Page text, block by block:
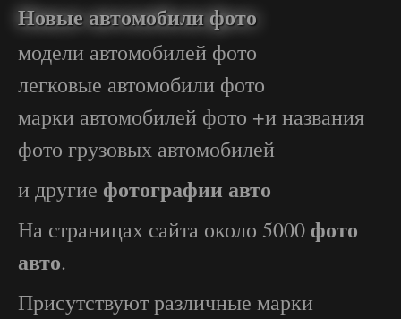
Новые автомобили фото
модели автомобилей фото
легковые автомобили фото
марки автомобилей фото +и названия
фото грузовых автомобилей
и другие фотографии авто
На страницах сайта около 5000 фото
авто.
Присутствуют различные марки